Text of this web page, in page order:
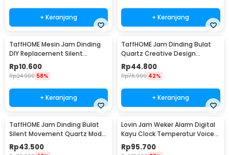
+ Keranjang + Keranjang
TaffHOME Mesin Jam Dinding
DIY Replacement Silent
Movement Quartz - 5168-S
Rp10.600
Rp24.900 58%
+ Keranjang
TaffHOME Jam Dinding Bulat
Quartz Creative Design
Modern 29cm - H6588
Rp44.800
Rp76.900 42%
+ Keranjang
TaffHOME Jam Dinding Bulat
Silent Movement Quartz Model
Modern 29cm - H6589
Rp43.500
Lovin Jam Weker Alarm Digital
Kayu Clock Temperatur Voice
Control - TX602
Rp95.700